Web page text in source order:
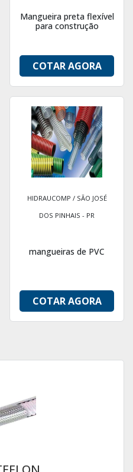
Mangueira preta flexível
para construção
COTAR AGORA
HIDRAUCOMP / SÃO JOSÉ
DOS PINHAIS - PR
mangueiras de PVC
COTAR AGORA